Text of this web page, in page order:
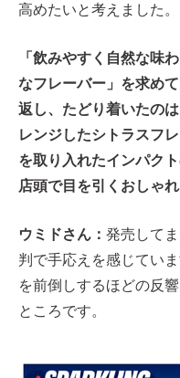
高めたいと考えました。
「飲みやすく自然な味
なフレーバー」を求め
返し、たどり着いたの
レンジしたシトラスフ
を取り入れたインパク
店頭で目を引くおしゃ
ウミドさん： 発売して
判で手応えを感じてい
を前倒しするほどの反
ところです。